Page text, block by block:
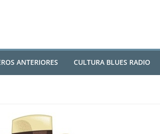
ANTERIORES CULTURA BLUES RADIO